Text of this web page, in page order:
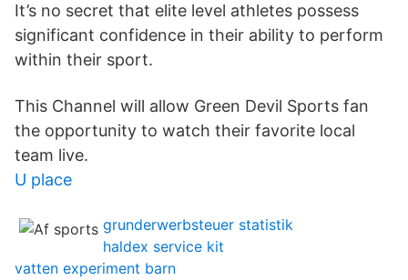
It’s no secret that elite level athletes possess
significant confidence in their ability to perform
within their sport.
This Channel will allow Green Devil Sports fan
the opportunity to watch their favorite local
team live.
U place
grunderwerbsteuer statistik
haldex service kit
vatten experiment barn